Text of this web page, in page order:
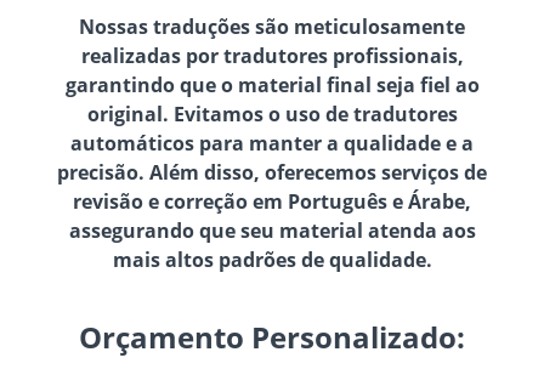
Nossas traduções são meticulosamente
realizadas por tradutores profissionais,
garantindo que o material final seja fiel ao
original. Evitamos o uso de tradutores
automáticos para manter a qualidade e a
precisão. Além disso, oferecemos serviços de
revisão e correção em Português e Árabe,
assegurando que seu material atenda aos
mais altos padrões de qualidade.
Orçamento Personalizado: